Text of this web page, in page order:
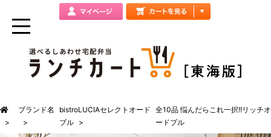
ブランド名
bistroLUCIAセレクトオード
ブル
全10品 悩んだらこれ一択!!リッチオ
ードブル